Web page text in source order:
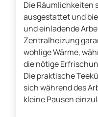
Die Räumlichkeiten
ausgestattet und
und einladende
Zentralheizung
wohlige Wärme,
die nötige
Die praktische
sich während des
kleine Pausen